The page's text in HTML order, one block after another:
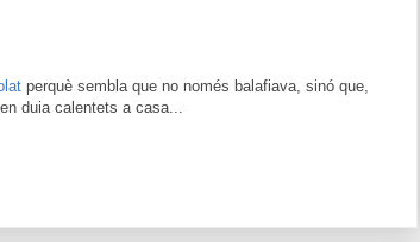
perquè sembla que no només balafiava, sinó que,
duia calentets a casa...